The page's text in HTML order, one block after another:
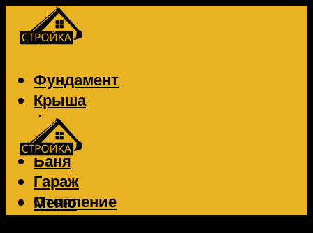
Фундамент
Крыша
Фасад
Забор
Баня
Гараж
Отопление
Вентиляция
Меню